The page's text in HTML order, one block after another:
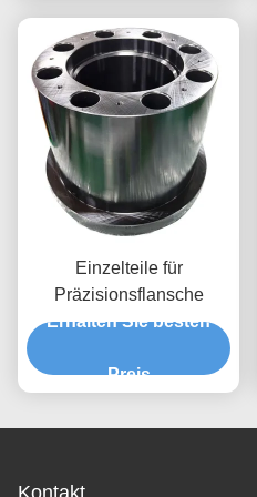
Präzisionsmetallteile für
Maschinen
Einzelteile für
Präzisionsflansche
Erhalten Sie besten
Preis